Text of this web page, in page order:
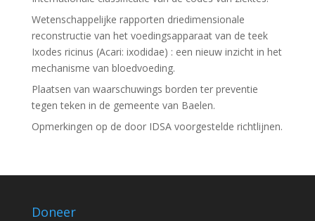
Wetenschappelijke rapporten driedimensionale
reconstructie van het voedingsapparaat van de teek
Ixodes ricinus (Acari: ixodidae) : een nieuw inzicht in het
mechanisme van bloedvoeding.
Plaatsen van waarschuwings borden ter preventie
tegen teken in de gemeente van Baelen.
Opmerkingen op de door IDSA voorgestelde richtlijnen.
Doneer